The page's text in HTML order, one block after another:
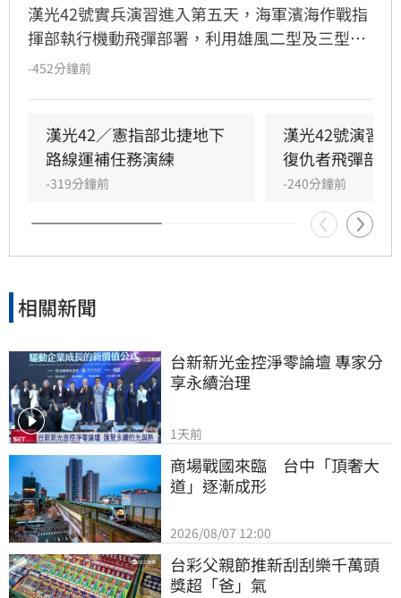
漢光42號實兵演習進入第五天，海軍濱海作戰指
揮部執行機動飛彈部署，利用雄風二型及三型飛
彈扼控關鍵海域；第五作戰區實施「要域火殲」
援，在風雨中迅速抵達戰術位置，展現高機動性
與精準遠程打擊力。
-452分鐘前
漢光42／憲指部北捷地下
路線運補任務演練
-319分鐘前
漢光42號演習
復仇者飛彈部隊
-240分鐘前
相關新聞
台新新光金控淨零論壇 專家分
享永續治理
1天前
商場戰國來臨　台中「頂奢大
道」逐漸成形
2026/08/07 12:00
台彩父親節推新刮刮樂千萬頭
獎超「爸」氣